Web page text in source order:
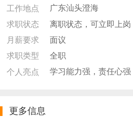
工作地点
广东汕头澄海
求职状态
离职状态，可立即上岗
月薪要求
面议
求职类型
全职
个人亮点
学习能力强，责任心
更多信息